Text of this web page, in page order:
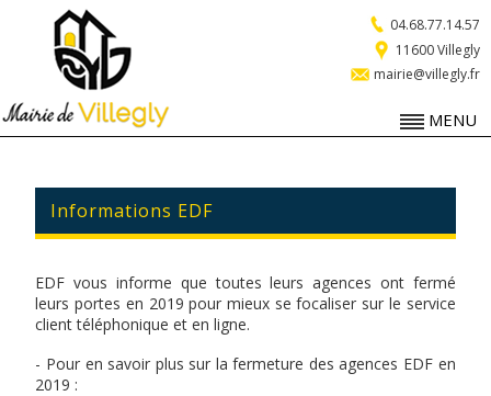
11600 Villegly
04.68.77.14.57
mairie@villegly.fr
MENU
Informations EDF
EDF vous informe que toutes leurs agences ont fermé
leurs portes en 2019 pour mieux se focaliser sur le service
client téléphonique et en ligne.
- Pour en savoir plus sur la fermeture des agences EDF en
2019 :